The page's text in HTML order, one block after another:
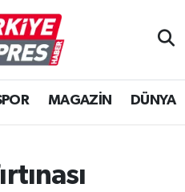
MAGAZİN DÜNYA
Haritası